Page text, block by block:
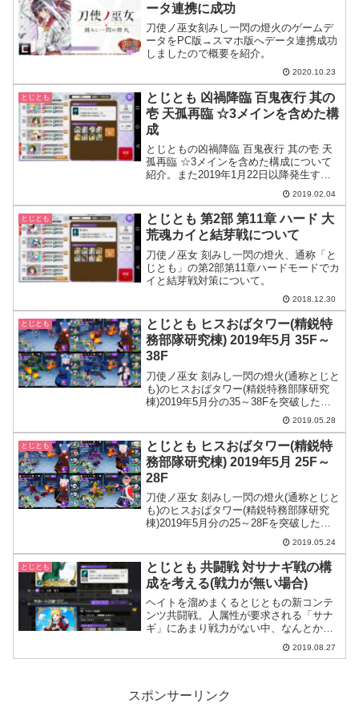
ータ連携に成功
刀使ノ巫女刻みし一閃の燈火のゲームデ
ータをPC版→スマホ版へデータ連携成功
しましたので概要を紹介。
2020.10.23
とじとも
とじとも 凶禍降臨 百鬼夜行 其の
壱 天孤再臨 ☆3メインを含めた構
成
とじともの凶禍降臨 百鬼夜行 其の壱 天
孤再臨 ☆3メインを含めた構成について
紹介。また2019年1月22日以降発生する
クラッシュ対策としてアプリ再インスト
ールを行ったのでそれについても触れま
す。
2019.02.04
とじとも
とじとも 第2部 第11章 ハード 大
荒魂カイと結芽戦について
刀使ノ巫女 刻みし一閃の燈火、通称「と
じとも」の第2部第11章ハードモードでカ
イと結芽戦対策について。
2018.12.30
とじとも
とじとも ヒスおばタワー(精鋭特
務部隊研究棟) 2019年5月 35F～
38F
刀使ノ巫女 刻みし一閃の燈火(通称とじと
も)のヒスおばタワー(精鋭特務部隊研究
棟)2019年5月分の35～38Fを突破した時
2019.05.28
とじとも
とじとも ヒスおばタワー(精鋭特
務部隊研究棟) 2019年5月 25F～
28F
刀使ノ巫女 刻みし一閃の燈火(通称とじと
も)のヒスおばタワー(精鋭特務部隊研究
棟)2019年5月分の25～28Fを突破した時
2019.05.24
とじとも
とじとも 共闘戦 対サナギ戦の構
成を考える(戦力が無い場合)
ヘイトを溜めまくるとじともの新コンテ
ンツ共闘戦。人属性が要求される「サナ
ギ」にあまり戦力がない中、なんとかチ
ャレンジするための構成を考えてみまし
2019.08.27
スポンサーリンク